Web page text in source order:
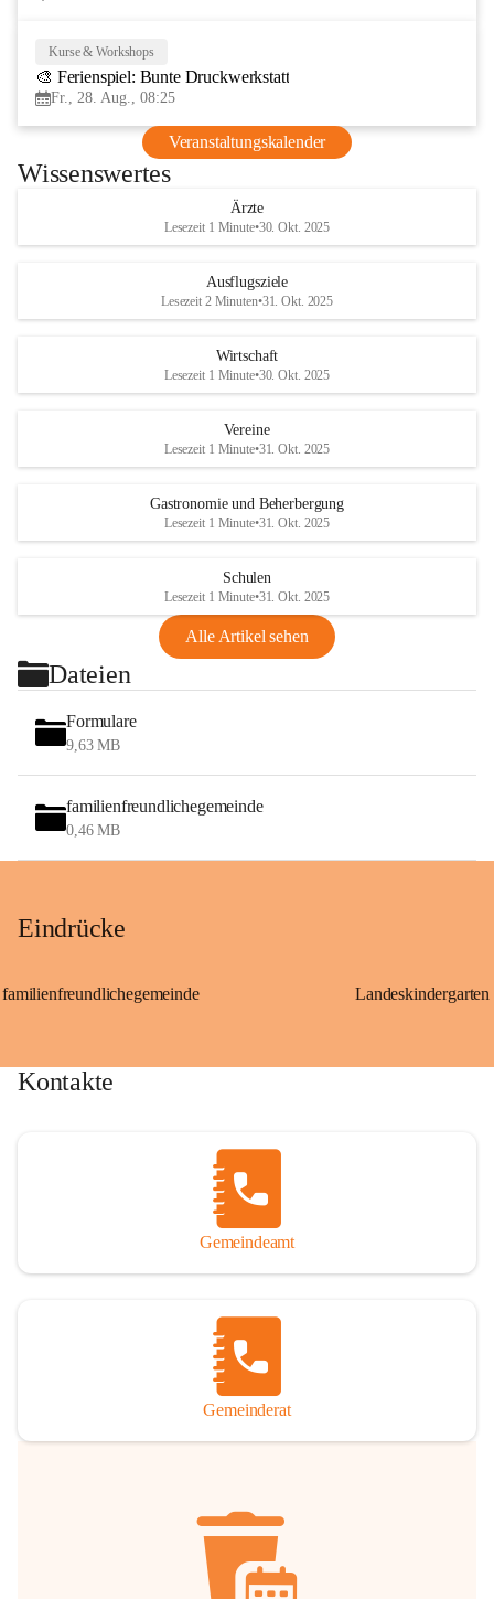
Kurse & Workshops
🎨 Ferienspiel: Bunte Druckwerkstatt
Fr., 28. Aug., 08:25
Veranstaltungskalender
Wissenswertes
Ärzte
Lesezeit 1 Minute•30. Okt. 2025
Ausflugsziele
Lesezeit 2 Minuten•31. Okt. 2025
Wirtschaft
Lesezeit 1 Minute•30. Okt. 2025
Vereine
Lesezeit 1 Minute•31. Okt. 2025
Gastronomie und Beherbergung
Lesezeit 1 Minute•31. Okt. 2025
Schulen
Lesezeit 1 Minute•31. Okt. 2025
Alle Artikel sehen
Dateien
Formulare
9,63 MB
familienfreundlichegemeinde
0,46 MB
Eindrücke
familienfreundlichegemeinde
Kontakte
Gemeindeamt
Gemeinderat